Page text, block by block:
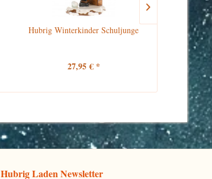
Hubrig Winterkinder Schuljunge
27,95 € *
Hubrig Laden Newsletter